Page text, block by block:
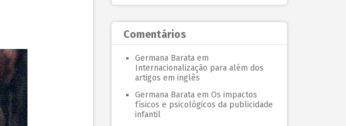
Comentários
Germana Barata em
Internacionalização para além dos
artigos em inglês
Germana Barata em Os impactos
físicos e psicológicos da publicidade
infantil